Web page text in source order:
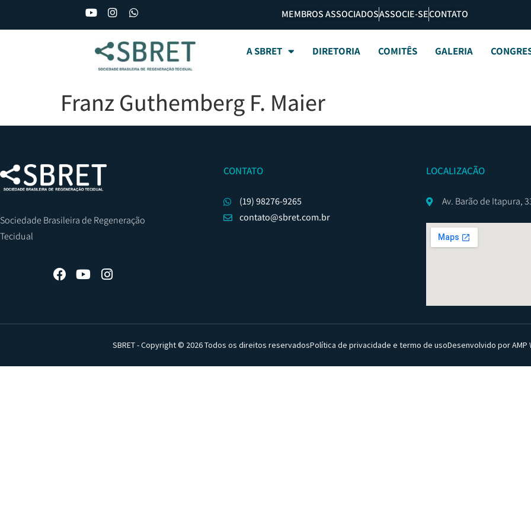
MEMBROS ASSOCIADOSASSOCIE-SECONTATO
A SBRET DIRETORIA COMITÊS GALERIA
Franz Guthemberg F. Maier
Sociedade Brasileira de Regeneração
Tecidual
CONTATO
(19) 98276-9265
contato@sbret.com.br
LOCALIZAÇÃO
Av. Barão de Itapura,
SBRET - Copyright © 2026 Todos os direitos reservadosPolítica de privacidade e termo de usoDesenvolvido por AMP